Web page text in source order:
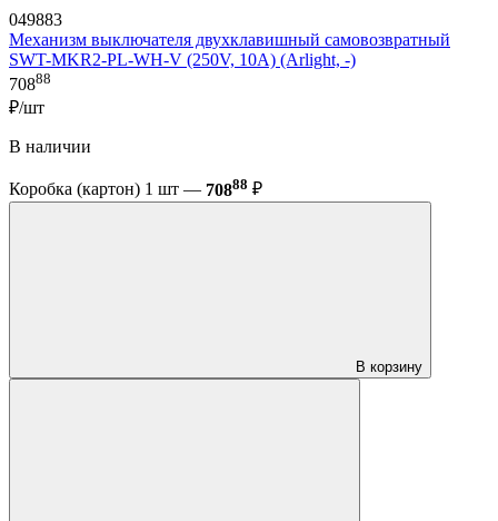
049883
Механизм выключателя двухклавишный самовозвратный
SWT-MKR2-PL-WH-V (250V, 10A) (Arlight, -)
70888
₽/шт
В наличии
Коробка (картон) 1 шт — 70888 ₽
В корзину